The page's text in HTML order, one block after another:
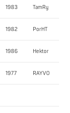
1983 TamRy
1982 PorHT
1986 Hektor
1977 RAYVO